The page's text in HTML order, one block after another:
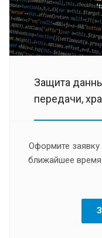
Защита
передачи,
Оформите заявку
ближайшее